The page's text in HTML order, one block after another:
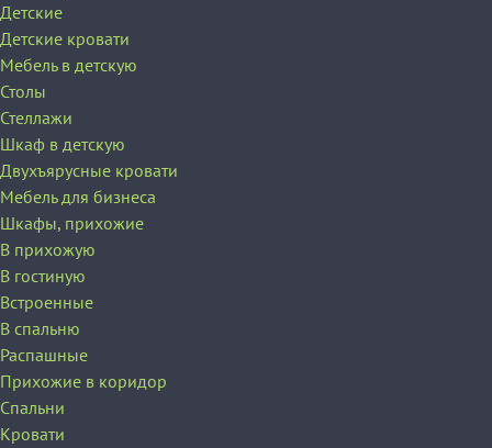
Детские
Детские кровати
Мебель в детскую
Столы
Стеллажи
Шкаф в детскую
Двухъярусные кровати
Мебель для бизнеса
Шкафы, прихожие
В прихожую
В гостиную
Встроенные
В спальню
Распашные
Прихожие в коридор
Спальни
Кровати